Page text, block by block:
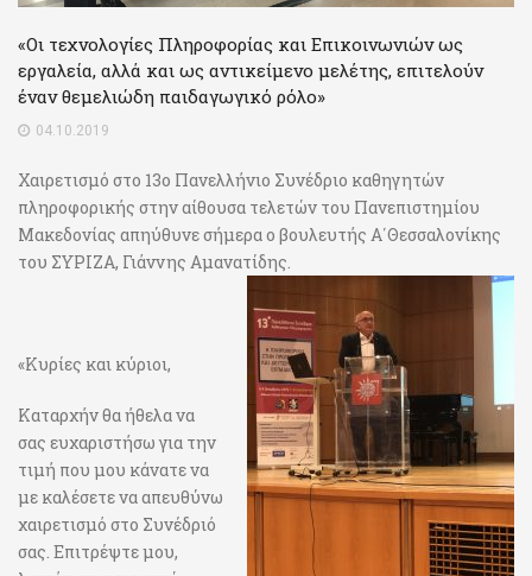
«Οι τεχνολογίες Πληροφορίας και Επικοινωνιών ως
εργαλεία, αλλά και ως αντικείμενο μελέτης, επιτελούν
έναν θεμελιώδη παιδαγωγικό ρόλο»
04.10.2019
Χαιρετισμό στο 13ο Πανελλήνιο Συνέδριο καθηγητών
πληροφορικής στην αίθουσα τελετών του Πανεπιστημίου
Μακεδονίας απηύθυνε σήμερα ο βουλευτής Α΄Θεσσαλονίκης
του ΣΥΡΙΖΑ, Γιάννης Αμανατίδης.
«Κυρίες και κύριοι,
Καταρχήν θα ήθελα να
σας ευχαριστήσω για την
τιμή που μου κάνατε να
με καλέσετε να απευθύνω
χαιρετισμό στο Συνέδριό
σας. Επιτρέψτε μου,